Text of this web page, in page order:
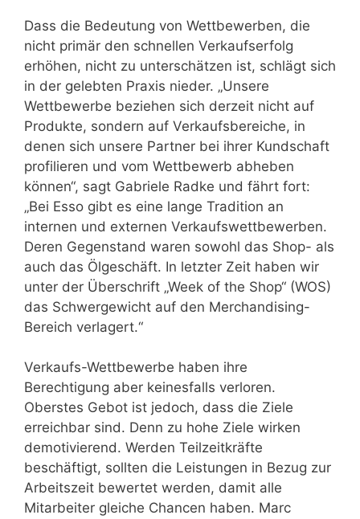
Dass die Bedeutung von Wettbewerben, die
nicht primär den schnellen Verkaufserfolg
erhöhen, nicht zu unterschätzen ist, schlägt sich
in der gelebten Praxis nieder. „Unsere
Wettbewerbe beziehen sich derzeit nicht auf
Produkte, sondern auf Verkaufsbereiche, in
denen sich unsere Partner bei ihrer Kundschaft
profilieren und vom Wettbewerb abheben
können“, sagt Gabriele Radke und fährt fort:
„Bei Esso gibt es eine lange Tradition an
internen und externen Verkaufswettbewerben.
Deren Gegenstand waren sowohl das Shop- als
auch das Ölgeschäft. In letzter Zeit haben wir
unter der Überschrift „Week of the Shop“ (WOS)
das Schwergewicht auf den Merchandising-
Bereich verlagert.“
Verkaufs-Wettbewerbe haben ihre
Berechtigung aber keinesfalls verloren.
Oberstes Gebot ist jedoch, dass die Ziele
erreichbar sind. Denn zu hohe Ziele wirken
demotivierend. Werden Teilzeitkräfte
beschäftigt, sollten die Leistungen in Bezug zur
Arbeitszeit bewertet werden, damit alle
Mitarbeiter gleiche Chancen haben. Marc